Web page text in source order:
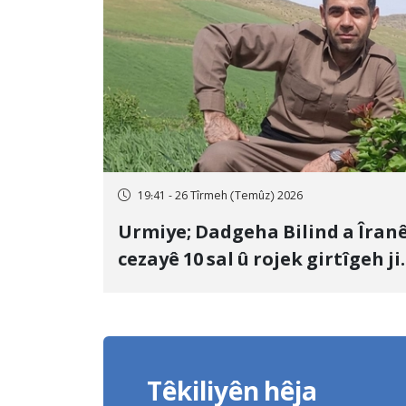
19:41 - 26 Tîrmeh (Temûz) 2026
Urmiye; Dadgeha Bilind a
cezayê 10 sal û rojek girtîgeh ji
Têkiliyên hêja